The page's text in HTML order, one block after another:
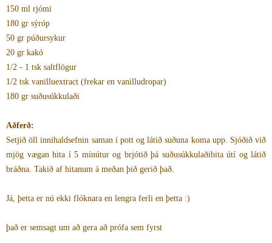
150 ml rjómi
180 gr sýróp
50 gr púðursykur
20 gr kakó
1/2 - 1 tsk saltflögur
1/2 tsk vanilluextract (frekar en vanilludropar)
180 gr suðusúkkulaði
Aðferð:
Setjið öll innihaldsefnin saman í pott og látið suðuna koma upp. Sjóðið við
mjög vægan hita í 5 mínútur og brjótið þá suðusúkkulaðibita útí og látið
bráðna. Takið af hitanum á meðan þið gerið það.
Já, þetta er nú ekki flóknara en lengra ferli en þetta :)
það er semsagt um að gera að prófa sem fyrst